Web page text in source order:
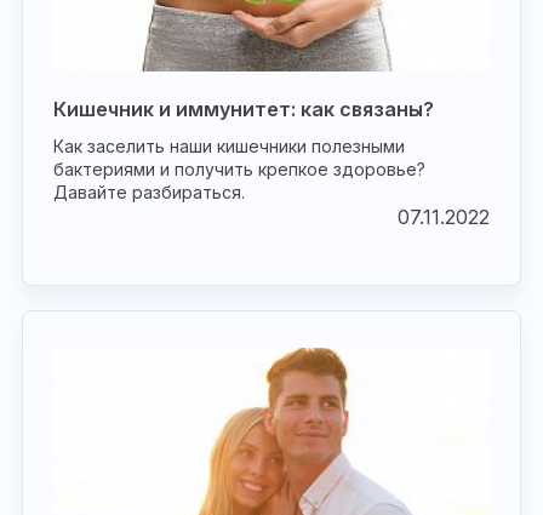
Кишечник и иммунитет: как связаны?
Как заселить наши кишечники полезными
бактериями и получить крепкое здоровье?
Давайте разбираться.
07.11.2022